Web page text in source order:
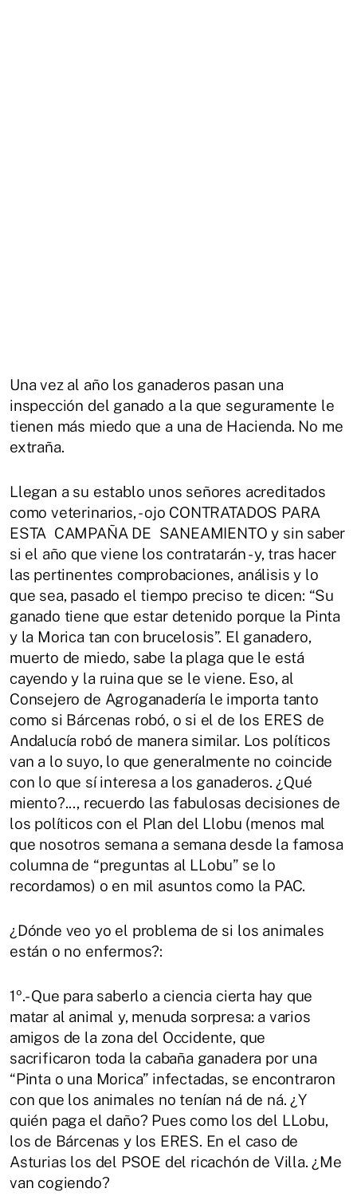
Una vez al año los ganaderos pasan una
inspección del ganado a la que seguramente le
tienen más miedo que a una de Hacienda. No me
extraña.
Llegan a su establo unos señores acreditados
como veterinarios, - ojo CONTRATADOS PARA
ESTA CAMPAÑA DE SANEAMIENTO y sin saber
si el año que viene los contratarán - y, tras hacer
las pertinentes comprobaciones, análisis y lo
que sea, pasado el tiempo preciso te dicen: “Su
ganado tiene que estar detenido porque la Pinta
y la Morica tan con brucelosis”. El ganadero,
muerto de miedo, sabe la plaga que le está
cayendo y la ruina que se le viene. Eso, al
Consejero de Agroganadería le importa tanto
como si Bárcenas robó, o si el de los ERES de
Andalucía robó de manera similar. Los políticos
van a lo suyo, lo que generalmente no coincide
con lo que sí interesa a los ganaderos. ¿Qué
miento?..., recuerdo las fabulosas decisiones de
los políticos con el Plan del Llobu (menos mal
que nosotros semana a semana desde la famosa
columna de “preguntas al LLobu” se lo
recordamos) o en mil asuntos como la PAC.
¿Dónde veo yo el problema de si los animales
están o no enfermos?:
1º.- Que para saberlo a ciencia cierta hay que
matar al animal y, menuda sorpresa: a varios
amigos de la zona del Occidente, que
sacrificaron toda la cabaña ganadera por una
“Pinta o una Morica” infectadas, se encontraron
con que los animales no tenían ná de ná. ¿Y
quién paga el daño? Pues como los del LLobu,
los de Bárcenas y los ERES. En el caso de
Asturias los del PSOE del ricachón de Villa. ¿Me
van cogiendo?